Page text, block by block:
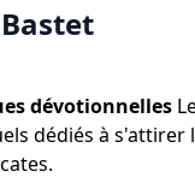
dévotionnelles
dédiés à s'attirer